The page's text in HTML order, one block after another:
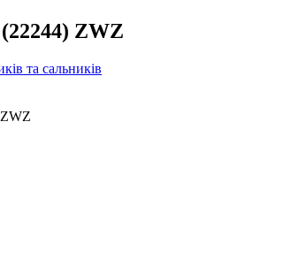
ZWZ
та сальників